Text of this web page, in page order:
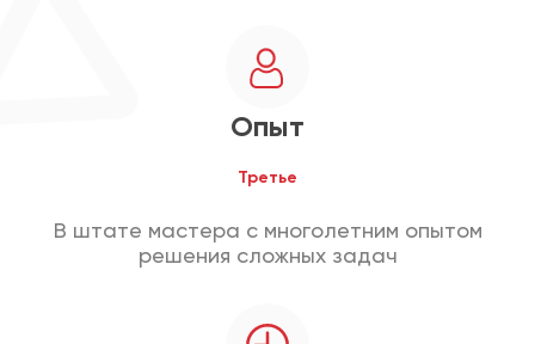
Опыт
Третье
В штате мастера с многолетним опытом
решения сложных задач